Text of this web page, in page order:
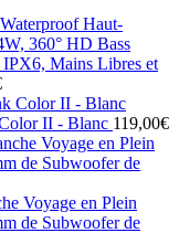
Haut-
360° HD Bass
Mains Libres et
II - Blanc 119,00€
Voyage en Plein
de Subwoofer de